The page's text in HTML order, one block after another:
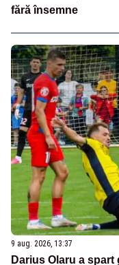
fără însemne
9 aug. 2026, 13:37
Darius Olaru a